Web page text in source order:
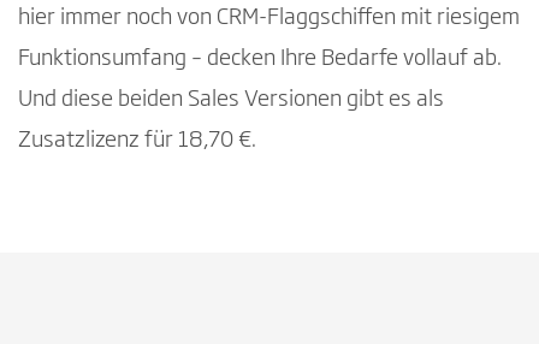
hier immer noch von CRM-Flaggschiffen mit riesigem
Funktionsumfang – decken Ihre Bedarfe vollauf ab.
Und diese beiden Sales Versionen gibt es als
Zusatzlizenz für 18,70 €.